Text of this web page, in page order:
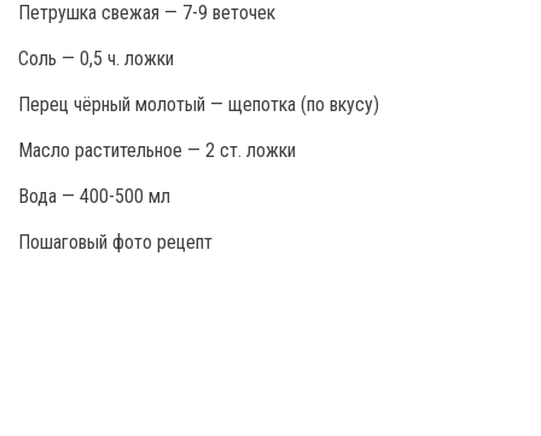
Петрушка свежая — 7-9 веточек
Соль — 0,5 ч. ложки
Перец чёрный молотый — щепотка (по вкусу)
Масло растительное — 2 ст. ложки
Вода — 400-500 мл
Пошаговый фото рецепт